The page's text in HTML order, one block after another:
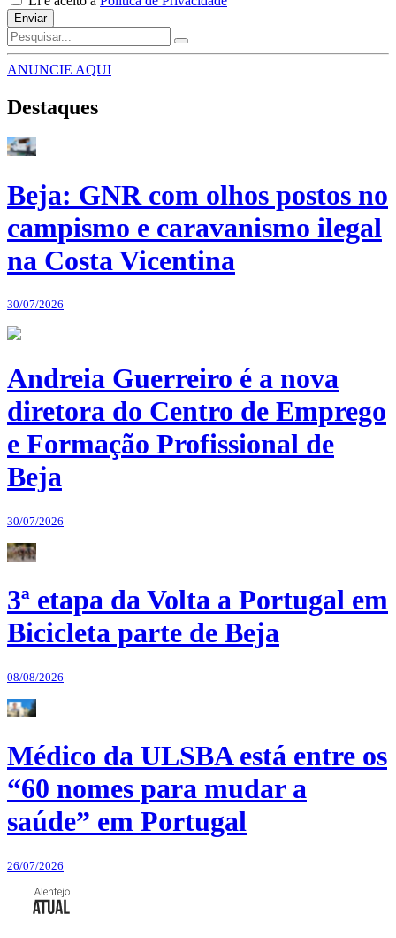
Enviar
ANUNCIE AQUI
Destaques
Beja: GNR com olhos postos no
campismo e caravanismo ilegal
na Costa Vicentina
30/07/2026
Andreia Guerreiro é a nova
diretora do Centro de Emprego
e Formação Profissional de
Beja
30/07/2026
3ª etapa da Volta a Portugal em
Bicicleta parte de Beja
08/08/2026
Médico da ULSBA está entre os
“60 nomes para mudar a
saúde” em Portugal
26/07/2026